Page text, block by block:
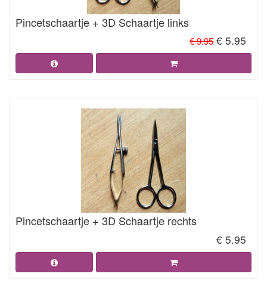
Pincetschaartje + 3D Schaartje links
€ 9.95 € 5.95
Pincetschaartje + 3D Schaartje rechts
€ 5.95